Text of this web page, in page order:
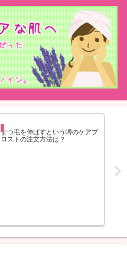
まつげを長くする方法まとめ
まつ毛を伸ばすという噂のケアプ
ロストの注文方法は？